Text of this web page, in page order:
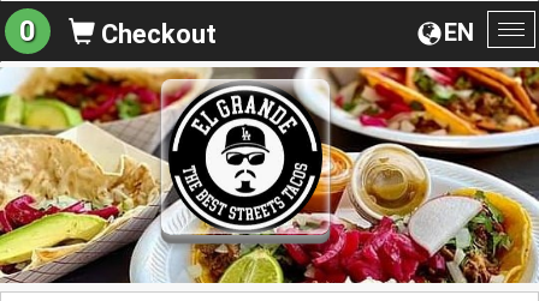
EN
0 Checkout